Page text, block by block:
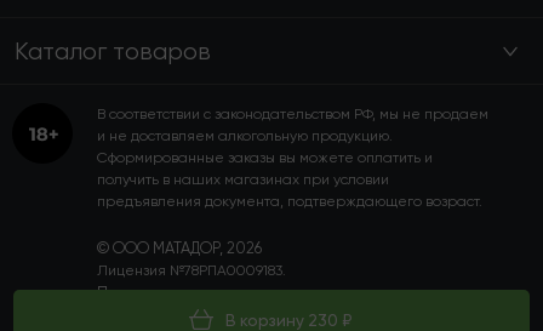
В корзину 230 ₽
Каталог товаров
© ООО МАТАДОР, 2026
Лицензия №78РПА0009183.
Пользовательское соглашение
Политика конфиденциальности
В соответствии с законодательством РФ, мы не продаем
и не доставляем алкогольную продукцию.
Сформированные заказы вы можете оплатить и
получить в наших магазинах при условии
предъявления документа, подтверждающего возраст.